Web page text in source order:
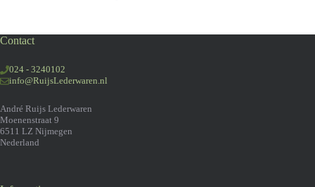
Contact
024 - 3240102
info@RuijsLederwaren.nl
André Ruijs Lederwaren
Moenenstraat 9
6511 LZ Nijmegen
Nederland